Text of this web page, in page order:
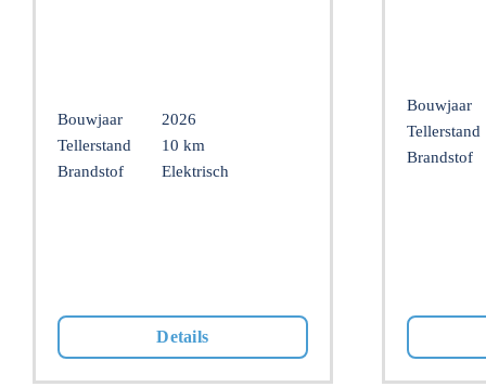
Bouwjaar
2026
Tellerstand
10 km
Brandstof
Elektrisch
Details
Bouwjaar
Tellerstand
Brandstof